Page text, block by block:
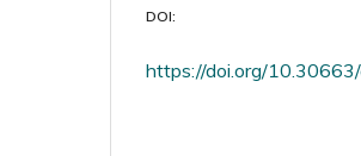
DOI:
https://doi.org/